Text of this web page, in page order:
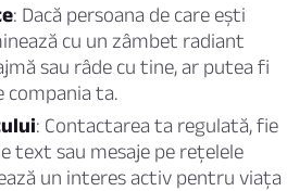
: Dacă persoana de care ești
cu un zâmbet radiant
sau râde cu tine, ar putea fi
compania ta.
: Contactarea ta regulată, fie
text sau mesaje pe rețelele
un interes activ pentru viața